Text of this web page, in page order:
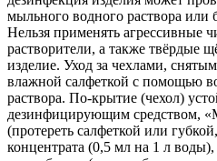
мыльного водного раствора
Нельзя применять агрессивные
растворители, а также твёрдые
изделие. Уход за чехлами,
влажной салфеткой с помощью
раствора. По-крытие (чехол)
дезинфицирующим средством,
(протереть салфеткой или
концентрата (0,5 мл на 1 л